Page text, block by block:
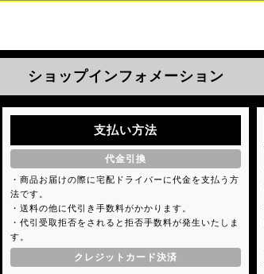
ショップインフォメーション
支払い方法
代金引換
・商品お届けの際に宅配ドライバーに代金を支払う方
法です。
・送料の他に代引き手数料がかかります。
・代引受取拒否をされると拒否手数料が発生いたしま
す。
クレジットカード決済